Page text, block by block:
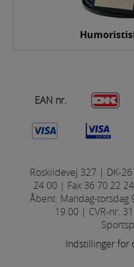
EAN nr.
Roskildevej 327 | DK-
24 00 | Fax 36 70 22
Åbent: Mandag-torsdag
19.00 | CVR-nr.
Indstillinger for
om antal besøg og
Markedsføring
Markedsførings-cookies
personrettede